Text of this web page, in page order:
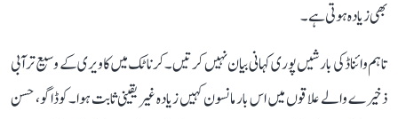
بھی زیادہ ہوتی ہے۔
تاہم وائناڈ کی بارشیں پوری کہانی بیان نہیں کرتیں۔ کرناٹک میں کاویری کے وسیع تر آبی
ذخیرے والے علاقوں میں اس بار مانسون کہیں زیادہ غیر یقینی ثابت ہوا۔ کوڈاگو، حسن